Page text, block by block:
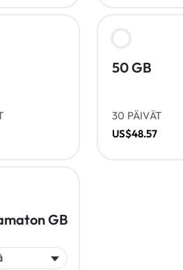
50 GB
30 PÄIVÄT
US$48.57
GB